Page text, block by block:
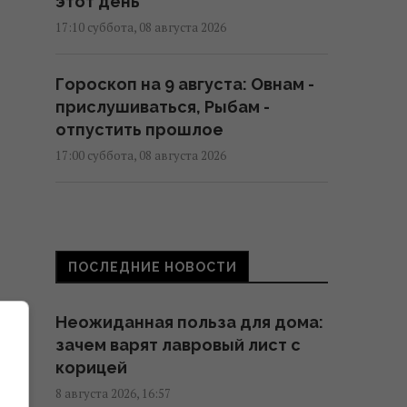
17:10 суббота, 08 августа 2026
Гороскоп на 9 августа: Овнам -
прислушиваться, Рыбам -
отпустить прошлое
17:00 суббота, 08 августа 2026
идеальной заготовки
16:55 суббота, 08 августа 2026
К 2030 году в Украине станет на
треть меньше
первоклассников: эксперт
ПОСЛЕДНИЕ НОВОСТИ
Неожиданная польза для дома:
зачем варят лавровый лист с
корицей
8 августа 2026, 16:57